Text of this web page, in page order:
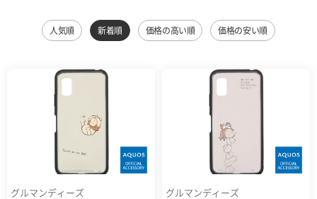
人気順 新着順 価格の高い順 価格の安い順
グルマンディーズ
グルマンディーズ